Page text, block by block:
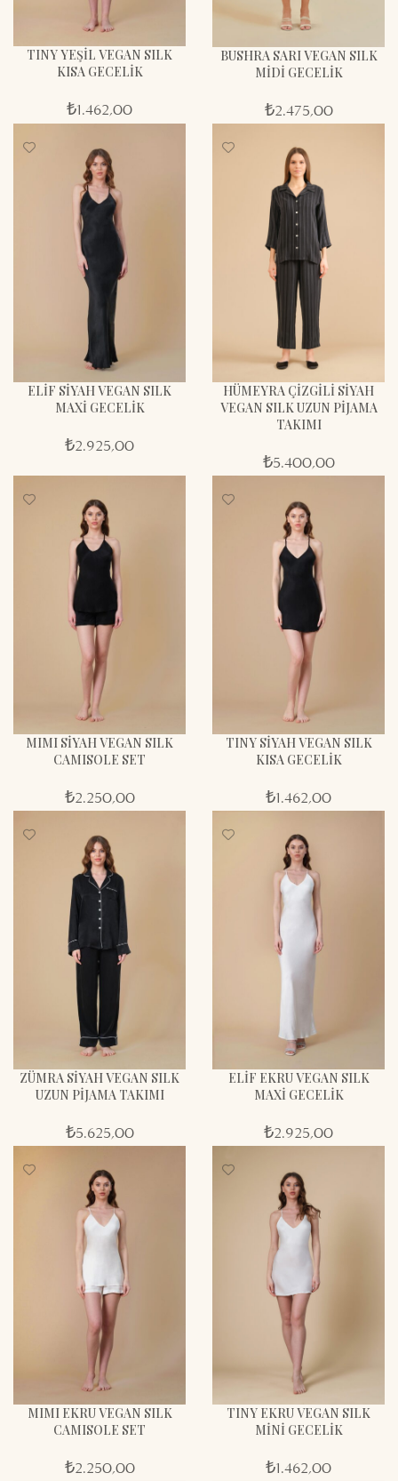
TINY YEŞİL VEGAN SILK
KISA GECELİK
₺1.462,00
BUSHRA SARI VEGAN SILK
MİDİ GECELİK
₺2.475,00
ELİF SİYAH VEGAN SILK
MAXİ GECELİK
₺2.925,00
HÜMEYRA ÇİZGİLİ SİYAH
VEGAN SILK UZUN PİJAMA
TAKIMI
₺5.400,00
MIMI SİYAH VEGAN SILK
CAMISOLE SET
₺2.250,00
TINY SİYAH VEGAN SILK
KISA GECELİK
₺1.462,00
ZÜMRA SİYAH VEGAN SILK
UZUN PİJAMA TAKIMI
₺5.625,00
ELİF EKRU VEGAN SILK
MAXİ GECELİK
₺2.925,00
MIMI EKRU VEGAN SILK
CAMISOLE SET
₺2.250,00
TINY EKRU VEGAN SILK
MİNİ GECELİK
₺1.462,00